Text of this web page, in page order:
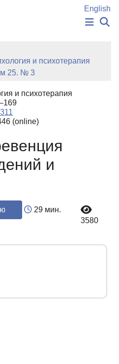
English
СЛОВА
и психотерапия
25. № 3
и психотерапия
(online)
и
29 мин.
3580